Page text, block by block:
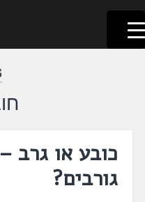
דלג
לתוכן
לשוניאדה
עברית. לשון. שפה
כובע או גרב
גורבים?